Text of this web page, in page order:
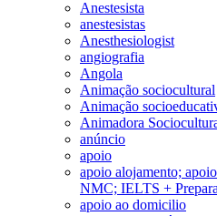
Anestesista
anestesistas
Anesthesiologist
angiografia
Angola
Animação sociocultural
Animação
Animadora
anúncio
apoio
apoio alojamento;
NMC; IELTS +
apoio ao domicilio